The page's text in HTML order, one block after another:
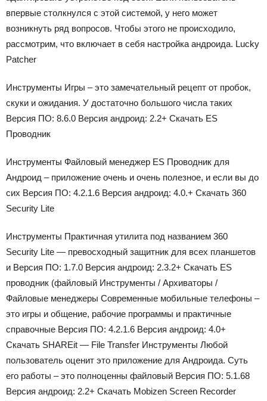
впервые столкнулся с этой системой, у него может
возникнуть ряд вопросов. Чтобы этого не происходило,
рассмотрим, что включает в себя настройка андроида. Lucky
Patcher
Инструменты Игры – это замечательный рецепт от пробок,
скуки и ожидания. У достаточно большого числа таких
Версия ПО: 8.6.0 Версия андроид: 2.2+ Скачать ES
Проводник
Инструменты Файловый менеджер ES Проводник для
Андроид – приложение очень и очень полезное, и если вы до
сих Версия ПО: 4.2.1.6 Версия андроид: 4.0.+ Скачать 360
Security Lite
Инструменты Практичная утилита под названием 360
Security Lite — превосходный защитник для всех планшетов
и Версия ПО: 1.7.0 Версия андроид: 2.3.2+ Скачать ES
проводник (файловый Инструменты / Архиваторы /
Файловые менеджеры Современные мобильные телефоны –
это игры и общение, рабочие программы и практичные
справочные Версия ПО: 4.2.1.6 Версия андроид: 4.0+
Скачать SHAREit — File Transfer Инструменты Любой
пользователь оценит это приложение для Андроида. Суть
его работы – это полноценны файловый Версия ПО: 5.1.68
Версия андроид: 2.2+ Скачать Mobizen Screen Recorder